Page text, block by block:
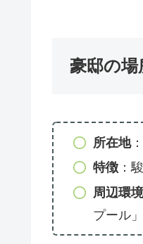
豪邸の場
所在地
特徴 ：
周辺環
プール